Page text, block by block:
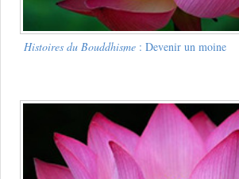
Histoires du Bouddhisme: Devenir un moine